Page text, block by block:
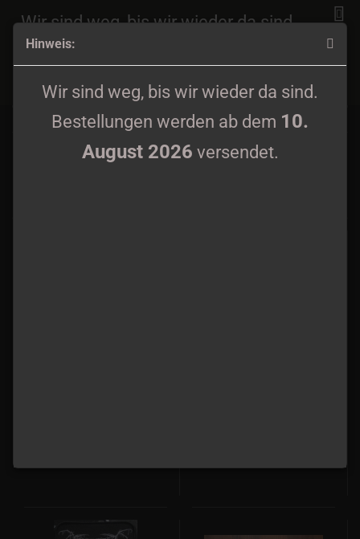
Hinweis:
Wir sind weg, bis wir wieder da sind.
Bestellungen werden ab dem 10.
August 2026 versendet.
Wir sind weg, bis wir wieder da sind.
Bestellungen werden ab dem
August 2026
versendet.
Patches
Sortieren nach Alle Hersteller 60 pro Seite